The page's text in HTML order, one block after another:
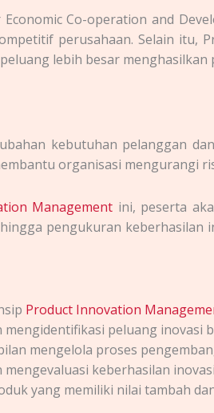
Co-operation and
perusahaan. Selain itu,
lebih besar menghasilkan
kebutuhan pelanggan
organisasi mengurangi
Management ini, peserta
pengukuran
Product Innovation
peluang inovasi
mengelola proses
keberhasilan
yang memiliki nilai tambah